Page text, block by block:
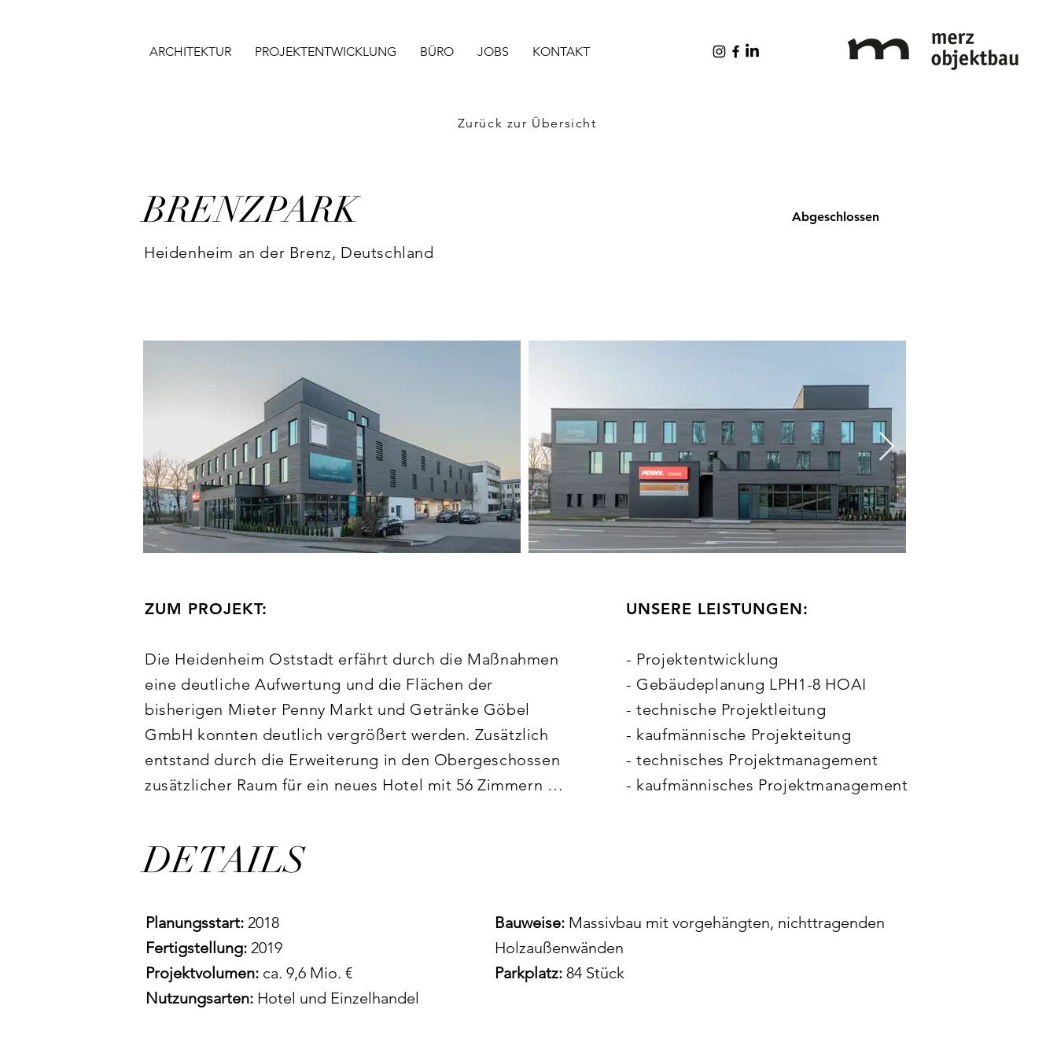
ARCHITEKTUR PROJEKTENTWICKLUNG BÜRO JOBS KONTAKT
Zurück zur Übersicht
BRENZPARK
Heidenheim an der Brenz, Deutschland
Abgeschlossen
ZUM PROJEKT:
Die Heidenheim Oststadt erfährt durch die Maßnahmen
eine deutliche Aufwertung und die Flächen der
bisherigen Mieter Penny Markt und Getränke Göbel
GmbH konnten deutlich vergrößert werden. Zusätzlich
entstand durch die Erweiterung in den Obergeschossen
zusätzlicher Raum für ein neues Hotel mit 56 Zimmern
Für das Gesamtkonzept "Brenzpark Center" wurde auf
Parkplätzen und 30 Fahrradstellplätzen die
ursprüngliche Gesamtfläche von rund 2.000 qm auf über
4.000 qm erweitert.
Der Erweiterungsbau entstand in Hybrid-Bauweise.
UNSERE LEISTUNGEN:
- Projektentwicklung
- Gebäudeplanung LPH1-8 HOAI
- technische Projektleitung
- kaufmännische Projekteitung
- technisches Projektmanagement
- kaufmännisches Projektmanagement
DETAILS
Planungsstart: 2018
Fertigstellung: 2019
Projektvolumen: ca. 9,6 Mio. €
Nutzungsarten: Hotel und Einzelhandel
Bauweise: Massivbau mit vorgehängten, nichttragenden
Holzaußenwänden
Parkplatz: 84 Stück